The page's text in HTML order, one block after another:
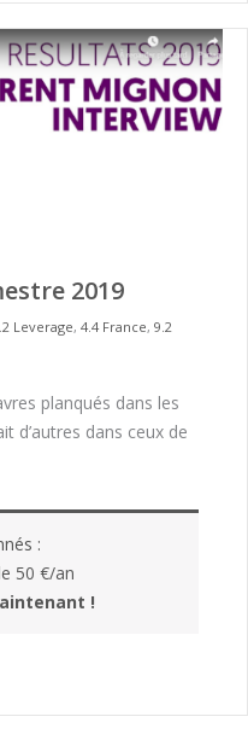
2019
Leverage, 4.4 France, 9.2
planqués dans les
d’autres dans ceux de
:
50 €/an
!